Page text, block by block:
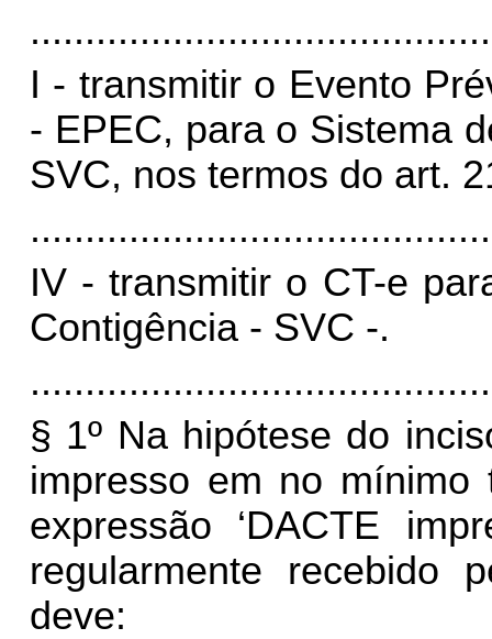
I - transmitir o Evento
- EPEC, para o Sistema
SVC, nos termos do art.
IV - transmitir o CT-e
Contigência - SVC -.
§ 1º Na hipótese do
impresso em no
expressão ‘DACTE
regularmente recebido
deve: